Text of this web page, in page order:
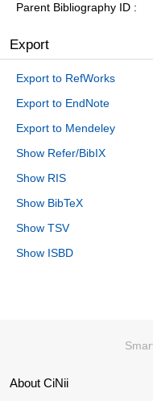
Parent Bibliography ID
Export
Export to RefWorks
Export to EndNote
Export to Mendeley
Show Refer/BibIX
Show RIS
Show BibTeX
Show TSV
Show ISBD
About CiNii